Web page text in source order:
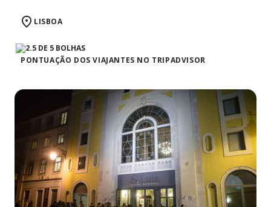
LISBOA
PONTUAÇÃO DOS VIAJANTES NO TRIPADVISOR